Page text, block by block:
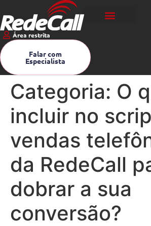
Área restrita
Falar com
Especialista
Categoria: O
incluir no
vendas
da RedeCall
dobrar a sua
conversão?